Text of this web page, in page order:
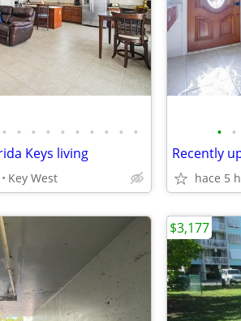
• • • • • • • • • •
Keys living
Key West
• •
hace 5 h
$3,177